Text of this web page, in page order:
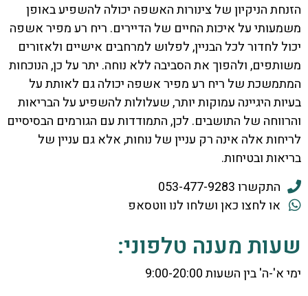
הזנחת הניקיון של צינורות האשפה יכולה להשפיע באופן
משמעותי על איכות החיים של הדיירים. ריח רע מפיר אשפה
יכול לחדור לכל הבניין, לפלוש למרחבים אישיים ולאזורים
משותפים, ולהפוך את הסביבה ללא נוחה. יתר על כן, הנוכחות
המתמשכת של ריח רע מפיר אשפה יכולה גם לאותת על
בעיות היגיינה עמוקות יותר, שעלולות להשפיע על הבריאות
והרווחה של התושבים. לכן, התמודדות עם הגורמים הבסיסיים
לריחות אלה אינה רק עניין של נוחות, אלא גם עניין של
בריאות ובטיחות.
התקשרו 053-477-9283
או לחצו כאן ושלחו לנו ווטסאפ
שעות מענה טלפוני:
ימי א'-ה' בין השעות 9:00-20:00